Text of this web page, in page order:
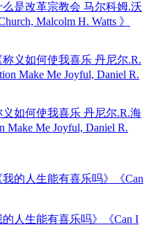
是改革宗教会 马尔科姆.沃
Malcolm H. Watts 》
如何使我喜乐 丹尼尔.R.海
Make Me Joyful, Daniel R.
人生能有喜乐吗》《Can I